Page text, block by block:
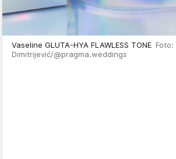
Vaseline GLUTA-HYA FLAWLESS TONE Foto:
Dimitrijević/@pragma.weddings